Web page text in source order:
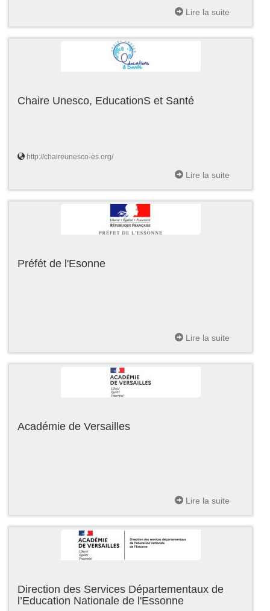
Lire la suite
Chaire Unesco, EducationS et Santé
http://chaireunesco-es.org/
Lire la suite
Préfét de l'Esonne
Lire la suite
Académie de Versailles
Lire la suite
Direction des Services Départementaux de
l’Education Nationale de l'Essonne